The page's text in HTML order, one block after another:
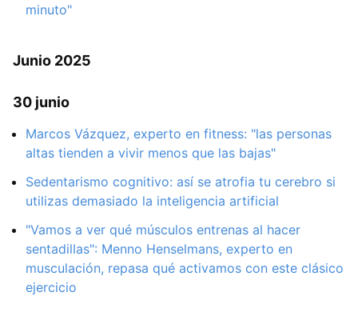
minuto"
Junio 2025
30 junio
Marcos Vázquez, experto en fitness: "las personas
altas tienden a vivir menos que las bajas"
Sedentarismo cognitivo: así se atrofia tu cerebro si
utilizas demasiado la inteligencia artificial
"Vamos a ver qué músculos entrenas al hacer
sentadillas": Menno Henselmans, experto en
musculación, repasa qué activamos con este clásico
ejercicio